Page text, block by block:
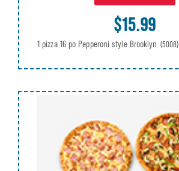
$15.99
1 pizza 16 po Pepperoni style Brooklyn (5008)